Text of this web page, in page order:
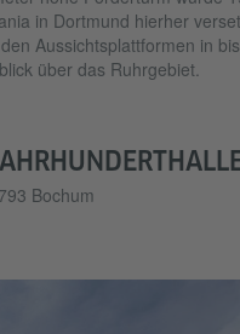
in Dortmund hierher
Aussichtsplattformen in
über das Ruhrgebiet.
Bochum